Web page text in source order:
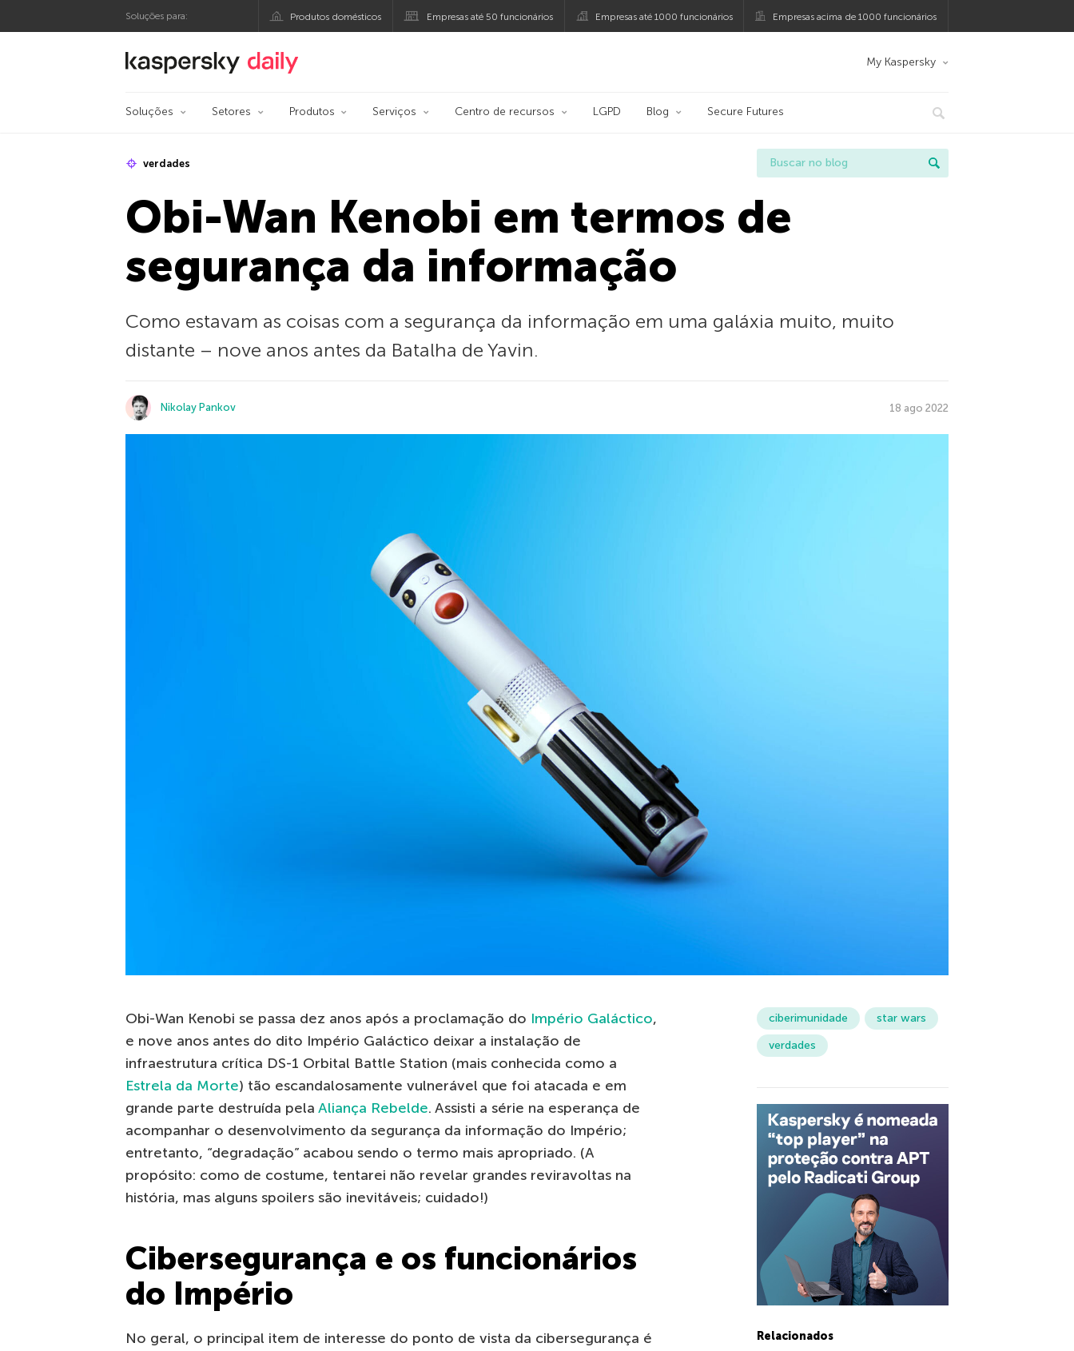
Soluções para: Produtos domésticos Empresas até 50 funcionários Empresas até 1000 funcionários Empresas acima de 1000 funcionários
Blog oficial da Kaspersky My Kaspersky
Soluções Setores Produtos Serviços Centro de recursos LGPD Blog Secure Futures
verdades
Obi-Wan Kenobi em termos de
segurança da informação
Como estavam as coisas com a segurança da informação em uma galáxia muito, muito
distante – nove anos antes da Batalha de Yavin.
Nikolay Pankov 18 ago 2022
Obi-Wan Kenobi se passa dez anos após a proclamação do Império Galáctico,
e nove anos antes do dito Império Galáctico deixar a instalação de
infraestrutura crítica DS-1 Orbital Battle Station (mais conhecida como a
Estrela da Morte) tão escandalosamente vulnerável que foi atacada e em
grande parte destruída pela Aliança Rebelde. Assisti a série na esperança de
acompanhar o desenvolvimento da segurança da informação do Império;
entretanto, “degradação” acabou sendo o termo mais apropriado. (A
propósito: como de costume, tentarei não revelar grandes reviravoltas na
história, mas alguns spoilers são inevitáveis; cuidado!)
Cibersegurança e os funcionários
do Império
No geral, o principal item de interesse do ponto de vista da cibersegurança é
ciberimunidade
star wars
verdades
Relacionados